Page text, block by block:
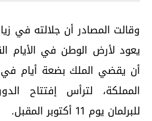
وقالت المصادر أن جلالته في
يعود لأرض الوطن في الأيام
أن يقضي الملك بضعة أيام
المملكة، لترأس إفتتاح
للبرلمان يوم 11 أكتوبر المقبل.